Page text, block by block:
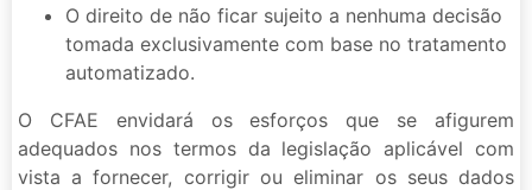
O direito de não ficar sujeito a nenhuma decisão
tomada exclusivamente com base no tratamento
automatizado.
O CFAE envidará os esforços que se afigurem
adequados nos termos da legislação aplicável com
vista a fornecer, corrigir ou eliminar os seus dados